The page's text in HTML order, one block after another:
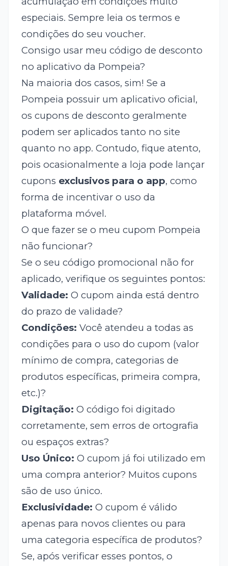
especiais. Sempre leia os termos e
condições do seu voucher.
Consigo usar meu código de desconto
no aplicativo da Pompeia?
Na maioria dos casos, sim! Se a
Pompeia possuir um aplicativo oficial,
os cupons de desconto geralmente
podem ser aplicados tanto no site
quanto no app. Contudo, fique atento,
pois ocasionalmente a loja pode lançar
cupons exclusivos para o app, como
forma de incentivar o uso da
plataforma móvel.
O que fazer se o meu cupom Pompeia
não funcionar?
Se o seu código promocional não for
aplicado, verifique os seguintes pontos:
Validade: O cupom ainda está dentro
do prazo de validade?
Condições: Você atendeu a todas as
condições para o uso do cupom (valor
mínimo de compra, categorias de
produtos específicas, primeira compra,
etc.)?
Digitação: O código foi digitado
corretamente, sem erros de ortografia
ou espaços extras?
Uso Único: O cupom já foi utilizado em
uma compra anterior? Muitos cupons
são de uso único.
Exclusividade: O cupom é válido
apenas para novos clientes ou para
uma categoria específica de produtos?
Se, após verificar esses pontos, o